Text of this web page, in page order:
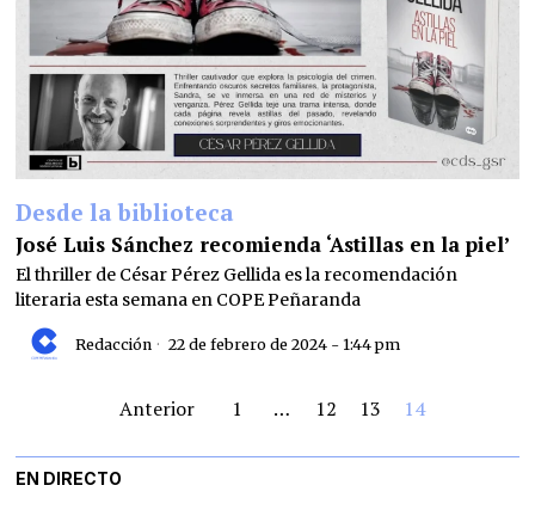
Desde la biblioteca
José Luis Sánchez recomienda ‘Astillas en la piel’
El thriller de César Pérez Gellida es la recomendación
literaria esta semana en COPE Peñaranda
Redacción 22 de febrero de 2024 - 1:44 pm
Anterior 1 … 12 13 14
EN DIRECTO